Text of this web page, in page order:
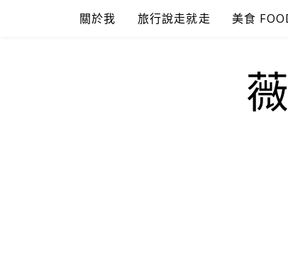
關於我 旅行說走就走 美食